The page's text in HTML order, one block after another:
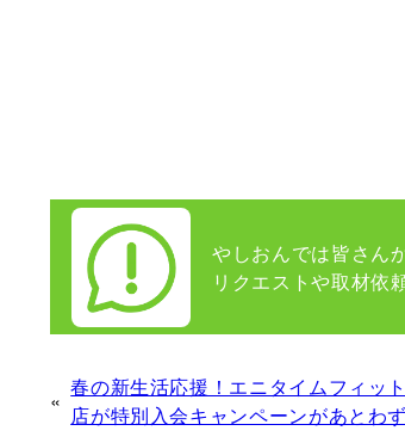
やしおんでは皆さん
リクエストや取材依
«
春の新生活応援！エニタイムフィッ
店が特別入会キャンペーンがあとわ